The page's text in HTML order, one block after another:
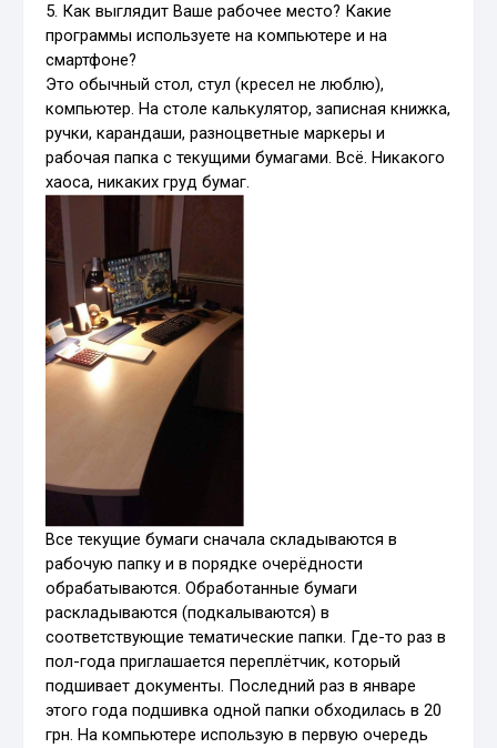
5. Как выглядит Ваше рабочее место? Какие
программы используете на компьютере и на
смартфоне?
Это обычный стол, стул (кресел не люблю),
компьютер. На столе калькулятор, записная книжка,
ручки, карандаши, разноцветные маркеры и
рабочая папка с текущими бумагами. Всё. Никакого
хаоса, никаких груд бумаг.
Все текущие бумаги сначала складываются в
рабочую папку и в порядке очерёдности
обрабатываются. Обработанные бумаги
раскладываются (подкалываются) в
соответствующие тематические папки. Где-то раз в
пол-года приглашается переплётчик, который
подшивает документы. Последний раз в январе
этого года подшивка одной папки обходилась в 20
грн. На компьютере использую в первую очередь